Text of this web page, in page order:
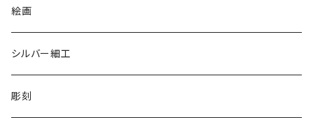
リバーシブル エコバッグ
絵画
シルバー細工
彫刻